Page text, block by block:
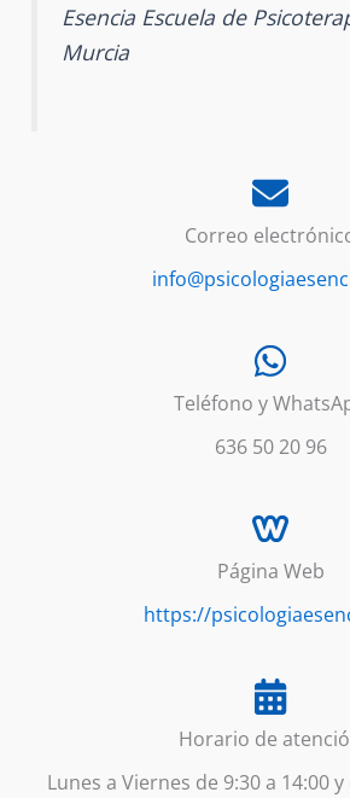
Esencia Escuela de
Murcia
Correo
Teléfono y
636 50 20 96
Página Web
https://
Horario de
Lunes a Viernes de 9:30 a 14:00